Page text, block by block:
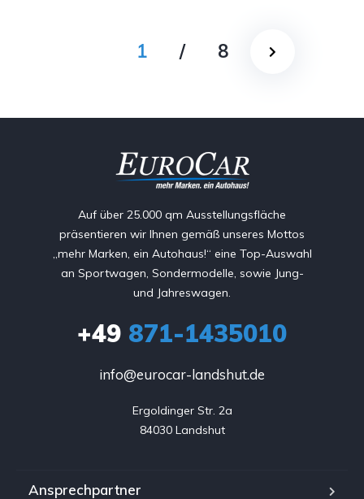
1 / 8
Auf über 25.000 qm Ausstellungsfläche
präsentieren wir Ihnen gemäß unseres Mottos
„mehr Marken, ein Autohaus!“ eine Top-Auswahl
an Sportwagen, Sondermodelle, sowie Jung-
und Jahreswagen.
+49 871-1435010
info@eurocar-landshut.de
Ergoldinger Str. 2a
84030 Landshut
Ansprechpartner